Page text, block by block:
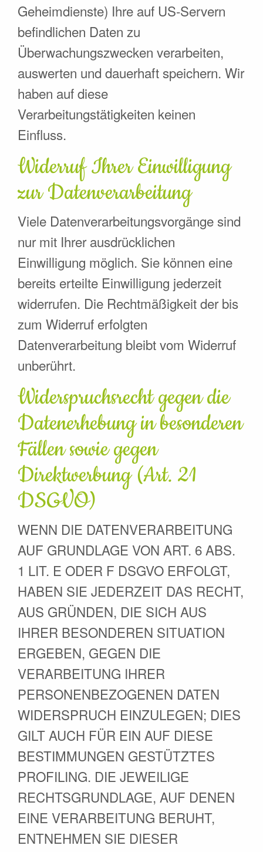
Geheimdienste) Ihre auf US-Servern
befindlichen Daten zu
Überwachungszwecken verarbeiten,
auswerten und dauerhaft speichern. Wir
haben auf diese
Verarbeitungstätigkeiten keinen
Einfluss.
Widerruf Ihrer Einwilligung
zur Datenverarbeitung
Viele Datenverarbeitungsvorgänge sind
nur mit Ihrer ausdrücklichen
Einwilligung möglich. Sie können eine
bereits erteilte Einwilligung jederzeit
widerrufen. Die Rechtmäßigkeit der bis
zum Widerruf erfolgten
Datenverarbeitung bleibt vom Widerruf
unberührt.
Widerspruchsrecht gegen die
Datenerhebung in besonderen
Fällen sowie gegen
Direktwerbung (Art. 21
DSGVO)
WENN DIE DATENVERARBEITUNG
AUF GRUNDLAGE VON ART. 6 ABS.
1 LIT. E ODER F DSGVO ERFOLGT,
HABEN SIE JEDERZEIT DAS RECHT,
AUS GRÜNDEN, DIE SICH AUS
IHRER BESONDEREN SITUATION
ERGEBEN, GEGEN DIE
VERARBEITUNG IHRER
PERSONENBEZOGENEN DATEN
WIDERSPRUCH EINZULEGEN; DIES
GILT AUCH FÜR EIN AUF DIESE
BESTIMMUNGEN GESTÜTZTES
PROFILING. DIE JEWEILIGE
RECHTSGRUNDLAGE, AUF DENEN
EINE VERARBEITUNG BERUHT,
ENTNEHMEN SIE DIESER